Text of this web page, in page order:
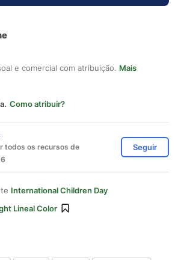
e comercial com atribuição. Mais
Como atribuir?
todos os recursos de
Seguir
International Children Day
Lineal Color